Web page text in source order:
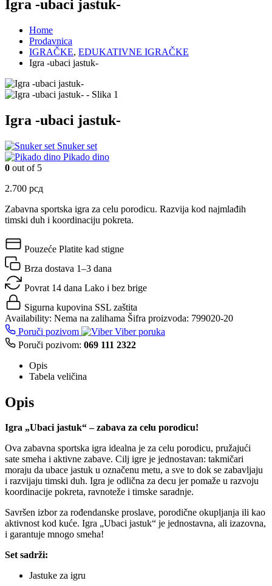
Igra -ubaci jastuk-
Home
Prodavnica
IGRAČKE, EDUKATIVNE IGRAČKE
Igra -ubaci jastuk-
Igra -ubaci jastuk-
Snuker set
Pikado dino
0 out of 5
2.700 рсд
Zabavna sportska igra za celu porodicu. Razvija kod najmlađih
timski duh i koordinaciju pokreta.
Pouzeće Platite kad stigne
Brza dostava 1–3 dana
Povrat 14 dana Lako i bez brige
Sigurna kupovina SSL zaštita
Availability: Nema na zalihama Šifra proizvoda: 799020-20
Poruči pozivom
Viber poruka
Poruči pozivom: 069 111 2322
Opis
Tabela veličina
Opis
Igra „Ubaci jastuk“ – zabava za celu porodicu!
Ova zabavna sportska igra idealna je za celu porodicu, pružajući
sate smeha i aktivne zabave. Cilj igre je jednostavan: takmičari
moraju da ubace jastuk u označenu metu, a sve to dok se zabavljaju
i razvijaju timski duh. Igra je odlična za decu jer pomaže u razvoju
koordinacije pokreta, ravnoteže i timske saradnje.
Savršen izbor za rođendanske proslave, porodične okupljanja ili kao
aktivnost kod kuće. Igra „Ubaci jastuk“ je jednostavna, ali izazovna,
i garantuje mnogo smeha!
Set sadrži:
Jastuke za igru